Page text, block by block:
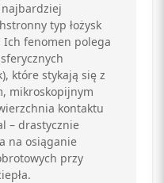
najbardziej
typ łożysk
fenomen polega
które stykają się z
mikroskopijnym
kontaktu
– drastycznie
na osiąganie
przy